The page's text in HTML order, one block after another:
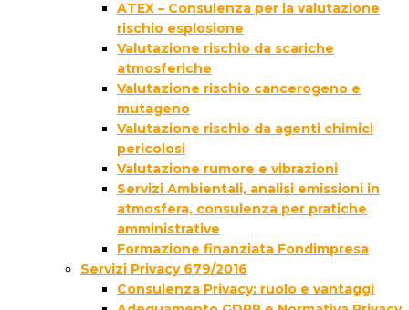
ATEX – Consulenza per la valutazione
rischio esplosione
Valutazione rischio da scariche
atmosferiche
Valutazione rischio cancerogeno e
mutageno
Valutazione rischio da agenti chimici
pericolosi
Valutazione rumore e vibrazioni
Servizi Ambientali, analisi emissioni in
atmosfera, consulenza per pratiche
amministrative
Formazione finanziata Fondimpresa
Servizi Privacy 679/2016
Consulenza Privacy: ruolo e vantaggi